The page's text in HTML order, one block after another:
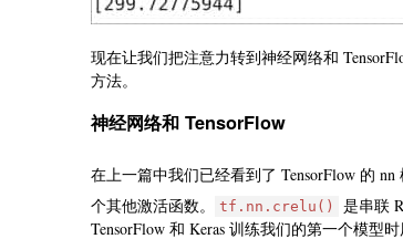
现在让我们把注意力转到神经网络和
方法。
神经网络和 TensorFlow
在上一篇中我们已经看到了 TensorFlow 的 nn
个其他激活函数。
tf.nn.crelu() 是串联
TensorFlow 和 Keras 训练我们的第一个模型